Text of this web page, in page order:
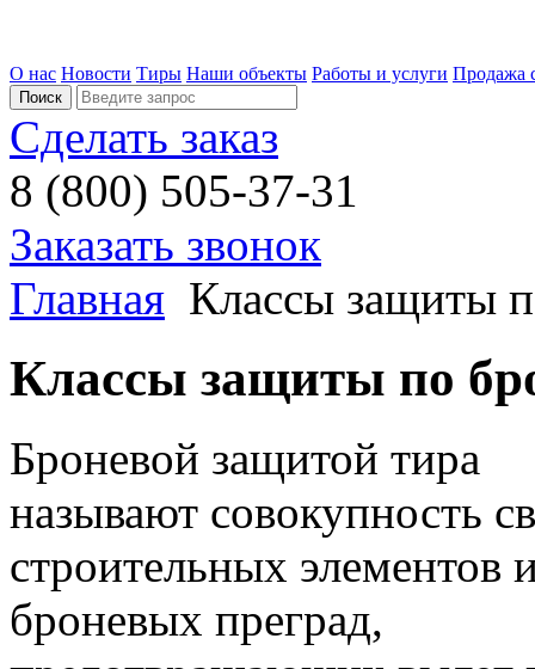
О нас Новости Тиры Наши объекты Работы и услуги Продажа
Сделать заказ
8 (800) 505-37-31
Заказать звонок
Главная Классы защиты
Классы защиты по
Броневой защитой тира
называют совокупность
строительных элементов
броневых преград,